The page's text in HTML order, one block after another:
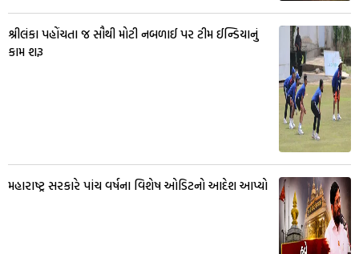
શ્રીલંકા પહોંચતા જ સૌથી મોટી નબળાઈ પર ટીમ ઈન્ડિયાનું
કામ શરૂ
મહારાષ્ટ્ર સરકારે પાંચ વર્ષના વિશેષ ઓડિટનો આદેશ આપ્યો